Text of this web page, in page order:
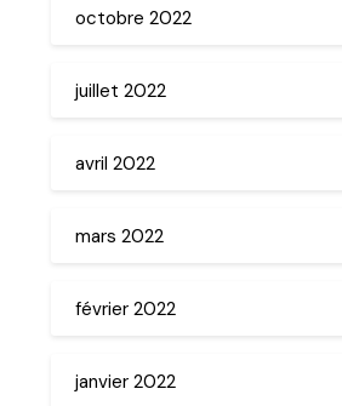
octobre 2022
juillet 2022
avril 2022
mars 2022
février 2022
janvier 2022